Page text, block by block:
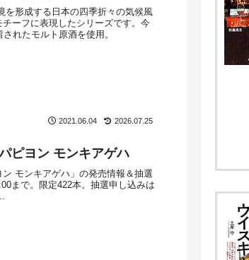
を形成する日本の四季折々の気候風
ーフに表現したシリーズです。今
れたモルト原酒を使用。
2021.06.04 2026.07.25
ピヨン モンキアゲハ
モンキアゲハ」の発売情報＆抽選
まで。限定422本。抽選申し込みは